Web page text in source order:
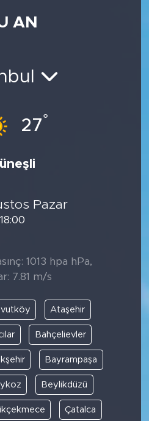
AN
27°
Pazar
18:00
1013 hpa hPa,
7.81 m/s
Ataşehir
Bahçelievler
Bayrampaşa
Beylikdüzü
Çatalca